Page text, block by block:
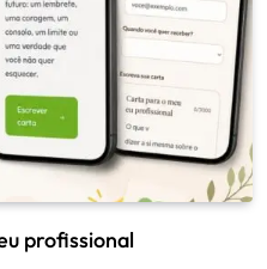
profissional